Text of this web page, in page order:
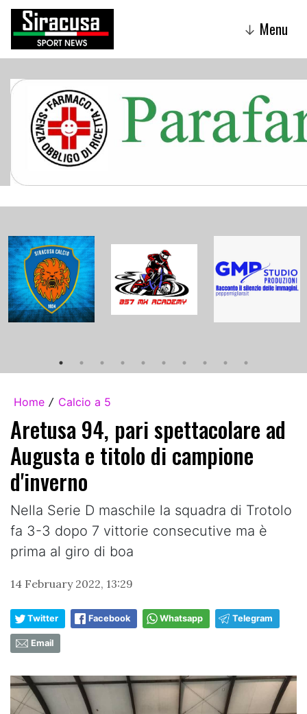
↓ Menu
Home / Calcio a 5
Aretusa 94, pari spettacolare ad
Augusta e titolo di campione
d'inverno
Nella Serie D maschile la squadra di Trotolo
fa 3-3 dopo 7 vittorie consecutive ma è
prima al giro di boa
14 February 2022, 13:29
Twitter Facebook Whatsapp Telegram
Email